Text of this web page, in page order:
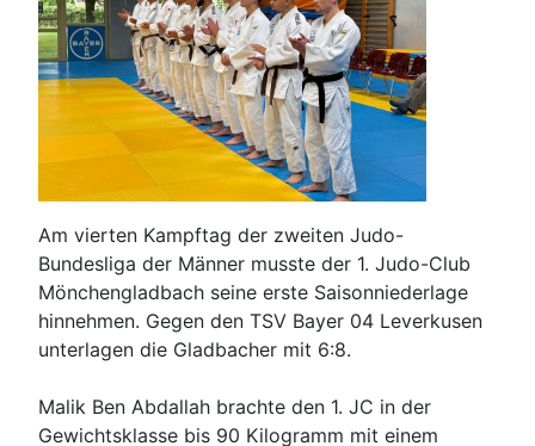
Am vierten Kampftag der zweiten Judo-
Bundesliga der Männer musste der 1. Judo-Club
Mönchengladbach seine erste Saisonniederlage
hinnehmen. Gegen den TSV Bayer 04 Leverkusen
unterlagen die Gladbacher mit 6:8.
Malik Ben Abdallah brachte den 1. JC in der
Gewichtsklasse bis 90 Kilogramm mit einem